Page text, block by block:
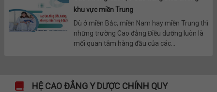
khu vực miền Trung
Dù ở miền Bắc, miền Nam hay miền Trung thì
những trường Cao đẳng Điều dưỡng luôn là
mối quan tâm hàng đầu của các...
HỆ CAO ĐẲNG Y DƯỢC CHÍNH QUY